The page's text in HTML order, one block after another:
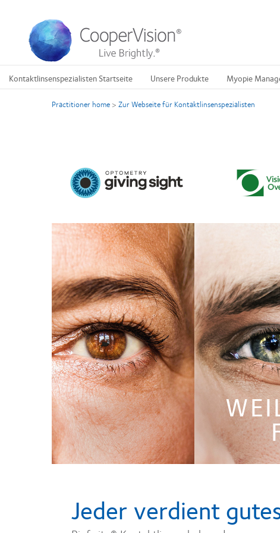
Kontaktlinsenspezialisten Startseite Unsere Produkte Myopie
Practitioner home > Zur Webseite für Kontaktlinsenspezialisten
Jeder verdient